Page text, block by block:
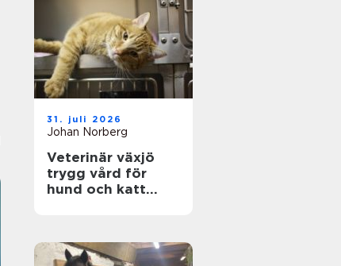
31. juli 2026
Johan Norberg
Veterinär växjö
trygg vård för
hund och katt